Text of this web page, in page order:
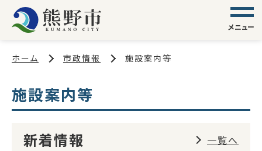
メニュー
ホーム 市政情報 施設案内等
施設案内等
新着情報 一覧へ